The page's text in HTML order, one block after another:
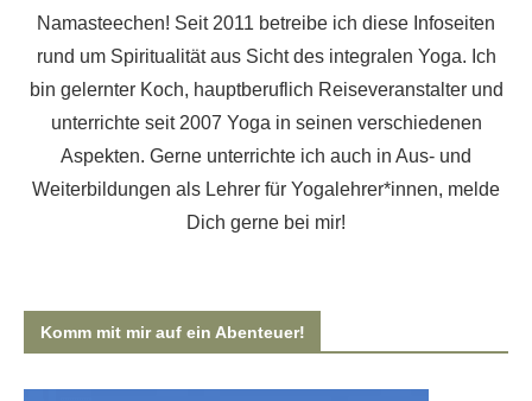
Namasteechen! Seit 2011 betreibe ich diese Infoseiten
rund um Spiritualität aus Sicht des integralen Yoga. Ich
bin gelernter Koch, hauptberuflich Reiseveranstalter und
unterrichte seit 2007 Yoga in seinen verschiedenen
Aspekten. Gerne unterrichte ich auch in Aus- und
Weiterbildungen als Lehrer für Yogalehrer*innen, melde
Dich gerne bei mir!
Komm mit mir auf ein Abenteuer!